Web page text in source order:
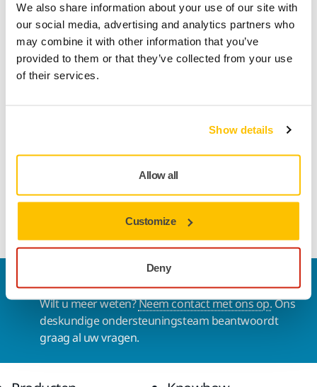
We also share information about your use of our site with
our social media, advertising and analytics partners who
may combine it with other information that you’ve
provided to them or that they’ve collected from your use
of their services.
Show details
Allow all
Customize
Deny
Track & Trace
Breedte 30 mm
Contact
Wilt u meer weten?Neem contact met ons op.Ons
deskundige ondersteuningsteam beantwoordt
graag al uw vragen.